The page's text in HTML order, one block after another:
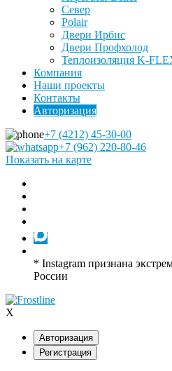
Север
Polair
Двери Ирбис
Двери Профхолод
Теплоизоляция K-
Компания
Наши проекты
Контакты
Авторизация
+7 (4212) 45-30-00
+7 (962) 220-80-46
Показать на карте
* Instagram признана
России
X
Авторизация
Регистрация